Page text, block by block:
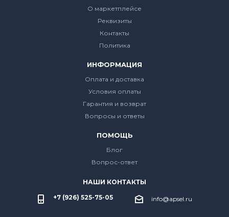
О маркетплейсе
Реквизиты
Контакты
Политика
ИНФОРМАЦИЯ
Оплата и доставка
Условия оплаты
Гарантия и возврат
Вопросы и ответы
ПОМОЩЬ
Блог
Вопрос-ответ
НАШИ КОНТАКТЫ
+7 (926) 525-75-05
info@apsel.ru